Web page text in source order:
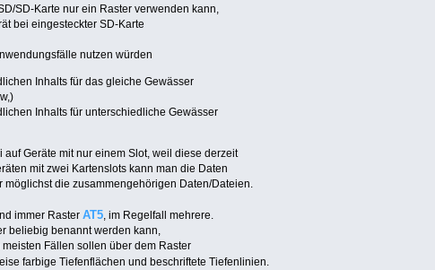
SD-Karte nur ein Raster verwenden kann,
bei eingesteckter SD-Karte
nutzen würden
Inhalts für das gleiche Gewässer
Inhalts für unterschiedliche Gewässer
Geräte mit nur einem Slot, weil diese derzeit
mit zwei Kartenslots kann man die Daten
die zusammengehörigen Daten/Dateien.
immer RasterAT5, im Regelfall mehrere.
beliebig benannt werden kann,
Fällen sollen über dem Raster
farbige Tiefenflächen und beschriftete Tiefenlinien.